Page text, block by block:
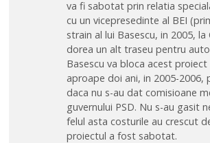
va fi sabotat prin relatia
cu un vicepresedinte al BEI
strain al lui Basescu, in 2005,
dorea un alt traseu pentru
Basescu va bloca acest
aproape doi ani, in 2005-2006,
daca nu s-au dat comisioane
guvernului PSD. Nu s-au gasit
felul asta costurile au crescut
proiectul a fost sabotat.